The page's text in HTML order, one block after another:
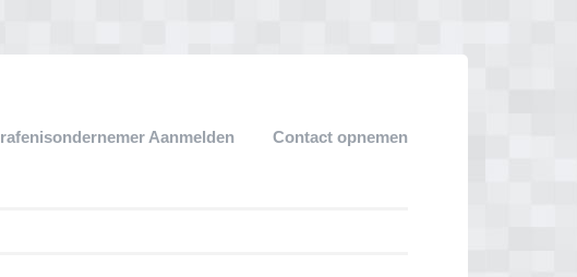
Aanmelden Contact opnemen